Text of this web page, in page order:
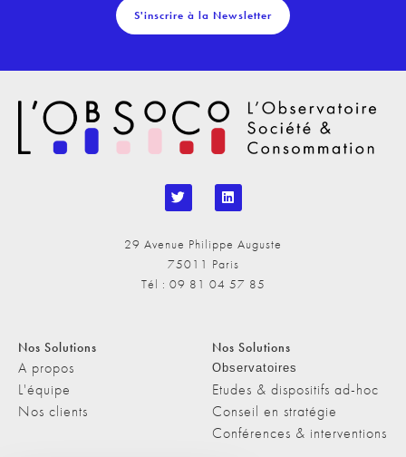
S'inscrire à la Newsletter
29 Avenue Philippe Auguste
75011 Paris
Tél : 09 81 04 57 85
Nos Solutions
A propos
L'équipe
Nos clients
Nos Solutions
Observatoires
Etudes & dispositifs ad-hoc
Conseil en stratégie
Conférences & interventions